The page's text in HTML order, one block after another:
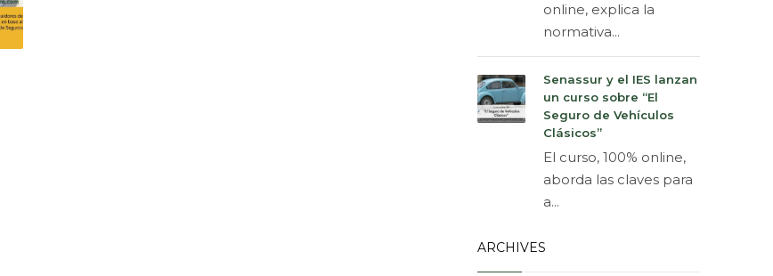
online, explica la
normativa...
Senassur y el IES lanzan
un curso sobre “El
Seguro de Vehículos
Clásicos”
El curso, 100% online,
aborda las claves para
a...
ARCHIVES